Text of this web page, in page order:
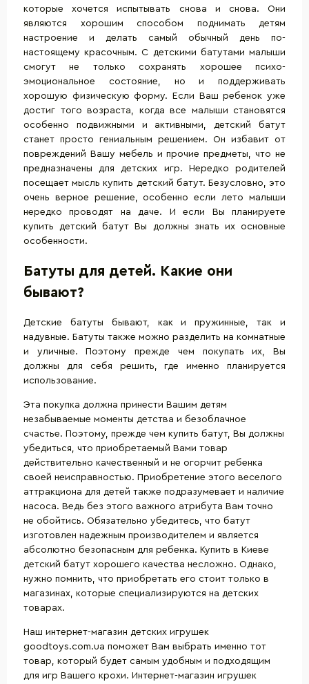
которые хочется испытывать снова и снова. Они
являются хорошим способом поднимать детям
настроение и делать самый обычный день по-
настоящему красочным. С детскими батутами малыши
смогут не только сохранять хорошее психо-
эмоциональное состояние, но и поддерживать
хорошую физическую форму. Если Ваш ребенок уже
достиг того возраста, когда все малыши становятся
особенно подвижными и активными, детский батут
станет просто гениальным решением. Он избавит от
повреждений Вашу мебель и прочие предметы, что не
предназначены для детских игр. Нередко родителей
посещает мысль купить детский батут. Безусловно, это
очень верное решение, особенно если лето малыши
нередко проводят на даче. И если Вы планируете
купить детский батут Вы должны знать их основные
особенности.
Батуты для детей. Какие они
бывают?
Детские батуты бывают, как и пружинные, так и
надувные. Батуты также можно разделить на комнатные
и уличные. Поэтому прежде чем покупать их, Вы
должны для себя решить, где именно планируется
использование.
Эта покупка должна принести Вашим детям
незабываемые моменты детства и безоблачное
счастье. Поэтому, прежде чем купить батут, Вы должны
убедиться, что приобретаемый Вами товар
действительно качественный и не огорчит ребенка
своей неисправностью. Приобретение этого веселого
аттракциона для детей также подразумевает и наличие
насоса. Ведь без этого важного атрибута Вам точно
не обойтись. Обязательно убедитесь, что батут
изготовлен надежным производителем и является
абсолютно безопасным для ребенка. Купить в Киеве
детский батут хорошего качества несложно. Однако,
нужно помнить, что приобретать его стоит только в
магазинах, которые специализируются на детских
товарах.
Наш интернет-магазин детских игрушек
goodtoys.com.ua поможет Вам выбрать именно тот
товар, который будет самым удобным и подходящим
для игр Вашего крохи. Интернет-магазин игрушек